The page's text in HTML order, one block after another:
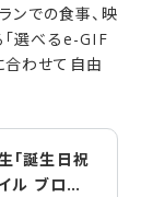
ンでの食事、映
「選べるe-GIF
合わせて自由
「誕生日祝
ル ブロ